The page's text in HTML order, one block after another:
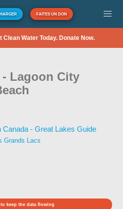
FAITES UN DON
Water Today. Donate Now.
- Lagoon City
Canada - Great Lakes Guide
Grands Lacs
to keep the data flowing